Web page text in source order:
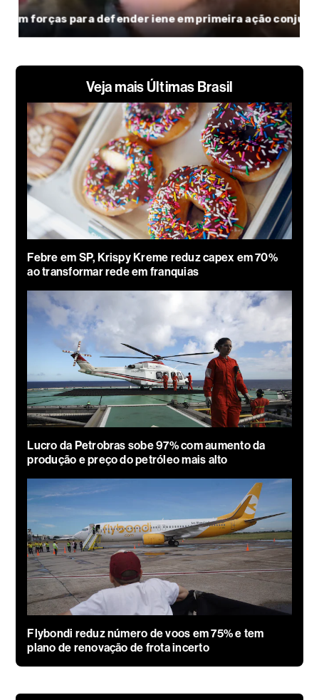
Veja mais Últimas Brasil
Febre em SP, Krispy Kreme reduz capex em 70%
ao transformar rede em franquias
Lucro da Petrobras sobe 97% com aumento da
produção e preço do petróleo mais alto
Flybondi reduz número de voos em 75% e tem
plano de renovação de frota incerto